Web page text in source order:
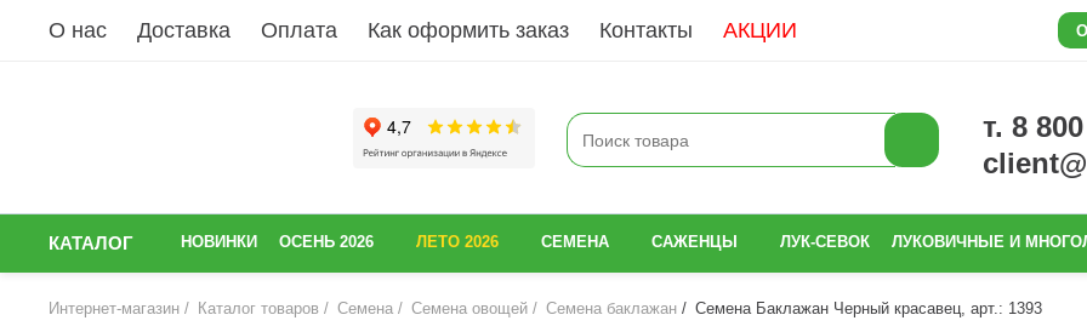
О нас Доставка Оплата Как оформить заказ Контакты АКЦИИ
т. 8
КАТАЛОГ НОВИНКИ ОСЕНЬ 2026 ЛЕТО 2026 СЕМЕНА САЖЕНЦЫ ЛУК-СЕВОК ЛУКОВИЧНЫЕ И
Интернет-магазин Каталог товаров Семена Семена овощей Семена баклажан Семена Баклажан Черный красавец, арт.: 1393